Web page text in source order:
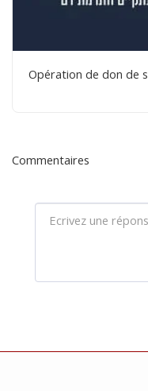
Opération de don de
Commentaires